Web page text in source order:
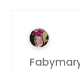
Fabymary